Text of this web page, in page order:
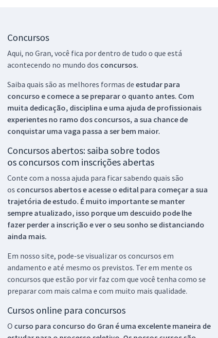
Concursos
Aqui, no Gran, você fica por dentro de tudo o que está
acontecendo no mundo dos concursos.
Saiba quais são as melhores formas de estudar para
concurso e comece a se preparar o quanto antes. Com
muita dedicação, disciplina e uma ajuda de profissionais
experientes no ramo dos concursos, a sua chance de
conquistar uma vaga passa a ser bem maior.
Concursos abertos: saiba sobre todos
os concursos com inscrições abertas
Conte com a nossa ajuda para ficar sabendo quais são
os concursos abertos e acesse o edital para começar a sua
trajetória de estudo. É muito importante se manter
sempre atualizado, isso porque um descuido pode lhe
fazer perder a inscrição e ver o seu sonho se distanciando
ainda mais.
Em nosso site, pode-se visualizar os concursos em
andamento e até mesmo os previstos. Ter em mente os
concursos que estão por vir faz com que você tenha como se
preparar com mais calma e com muito mais qualidade.
Cursos online para concursos
O curso para concurso do Gran é uma excelente maneira de